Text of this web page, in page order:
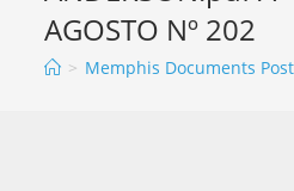
AGOSTO Nº 202
> Memphis Documents